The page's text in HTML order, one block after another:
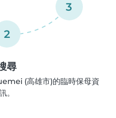
2
3
尋
(高雄市)的臨時保母資
。